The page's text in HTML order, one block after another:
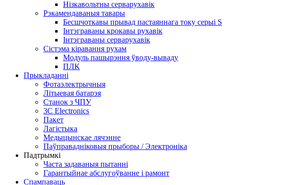
Нізкавольтны серварухавік
Рэкамендаваныя тавары
Бесшчоткавы прывад пастаяннага току серыі S
Інтэграваны крокавы рухавік
Інтэграваны серварухавік
Сістэма кіравання рухам
Модуль пашырэння ўводу-вываду
ПЛК
Прыкладанні
Фотаэлектрычныя
Літыевая батарэя
Станок з ЧПУ
3C Electronics
Пакет
Лагістыка
Медыцынскае лячэнне
Паўправадніковыя прыборы / Электроніка
Падтрымкі
Часта задаваныя пытанні
Гарантыйнае абслугоўванне і рамонт
Спампаваць